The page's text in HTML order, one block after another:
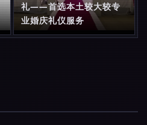
礼——首选本土较大较专
业婚庆礼仪服务